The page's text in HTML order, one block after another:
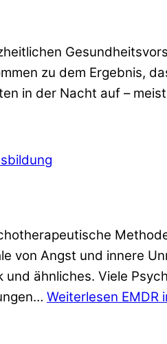
zu dem Ergebnis,
in der Nacht auf –
von Angst und innere
ähnliches. Viele
Weiterlesen EMDR